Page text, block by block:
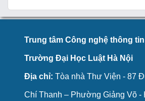
Trung tâm Công nghệ thông
Trường Đại Học Luật Hà Nội
Địa chỉ: Tòa nhà Thư Viện - 87
Chí Thanh – Phường Giảng Võ -